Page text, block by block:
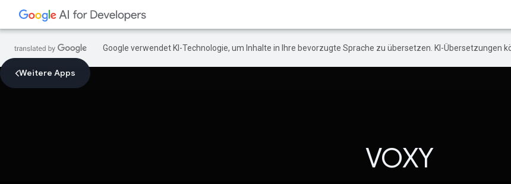
Google verwendet KI-Technologie, um Inhalte in Ihre bevorzugte Sprache zu übersetzen. KI-Übersetzungen
Weitere Apps
VOXY